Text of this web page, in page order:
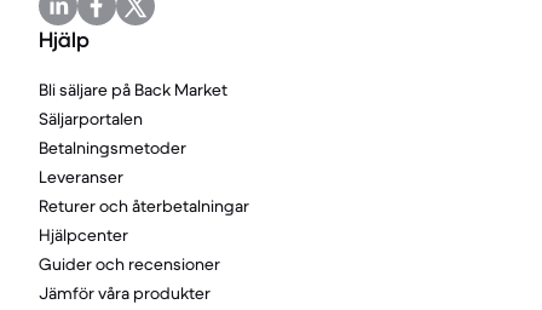
Hjälp
Bli säljare på Back Market
Säljarportalen
Betalningsmetoder
Leveranser
Returer och återbetalningar
Hjälpcenter
Guider och recensioner
Jämför våra produkter